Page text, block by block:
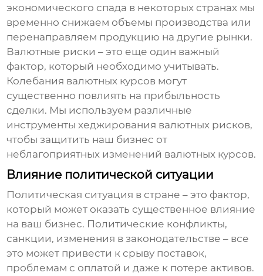
экономического спада в некоторых странах мы
временно снижаем объемы производства или
перенаправляем продукцию на другие рынки.
Валютные риски – это еще один важный
фактор, который необходимо учитывать.
Колебания валютных курсов могут
существенно повлиять на прибыльность
сделки. Мы используем различные
инструменты хеджирования валютных рисков,
чтобы защитить наш бизнес от
неблагоприятных изменений валютных курсов.
Влияние политической ситуации
Политическая ситуация в стране – это фактор,
который может оказать существенное влияние
на ваш бизнес. Политические конфликты,
санкции, изменения в законодательстве – все
это может привести к срыву поставок,
проблемам с оплатой и даже к потере активов.